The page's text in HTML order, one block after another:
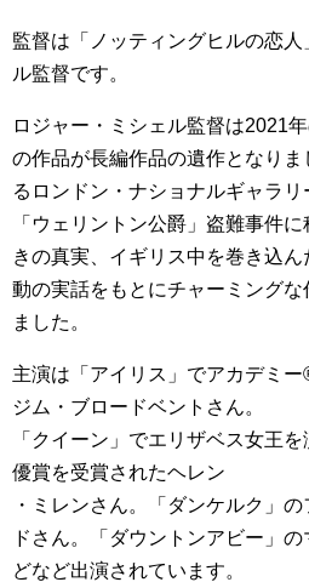
監督は「ノッティングヒルの恋
ル監督です。
ロジャー・ミシェル監督は2021
の作品が長編作品の遺作となり
るロンドン・ナショナルギャラ
「ウェリントン公爵」盗難事件
きの真実、イギリス中を巻き込
動の実話をもとにチャーミング
ました。
主演は「アイリス」でアカデミ
ジム・ブロードベントさん。
「クイーン」でエリザベス女王
優賞を受賞されたヘレン
・ミレンさん。「ダンケルク」
ドさん。「ダウントンアビー」
どなど出演されています。